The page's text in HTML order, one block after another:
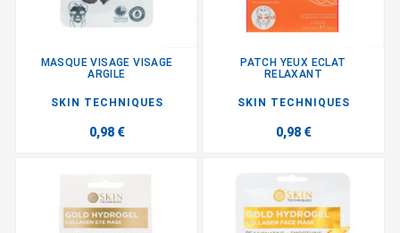
MASQUE VISAGE VISAGE
ARGILE
SKIN TECHNIQUES
0,98 €
PATCH YEUX ECLAT
RELAXANT
SKIN TECHNIQUES
0,98 €